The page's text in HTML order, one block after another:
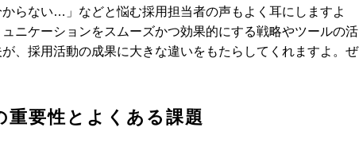
らない…」などと悩む採用担当者の声もよく耳にしますよ
ニケーションをスムーズかつ効果的にする戦略やツールの活
、採用活動の成果に大きな違いをもたらしてくれますよ。ぜ
要性とよくある課題